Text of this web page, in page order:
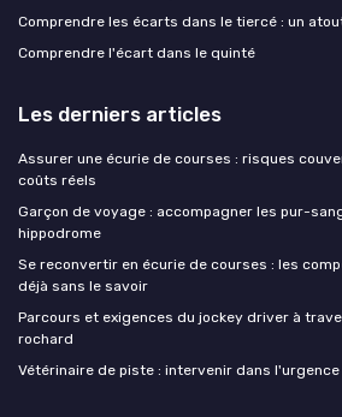
Comprendre les écarts dans le tiercé : un
Comprendre l'écart dans le quinté
Les derniers articles
Assurer une écurie de courses : risques
coûts réels
Garçon de voyage : accompagner les pur-
hippodrome
Se reconvertir en écurie de courses : les
déjà sans le savoir
Parcours et exigences du jockey driver à
rochard
Vétérinaire de piste : intervenir dans